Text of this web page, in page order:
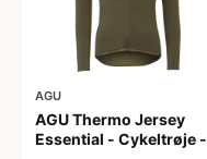
AGU
AGU Thermo Jersey
Essential - Cykeltrøje -